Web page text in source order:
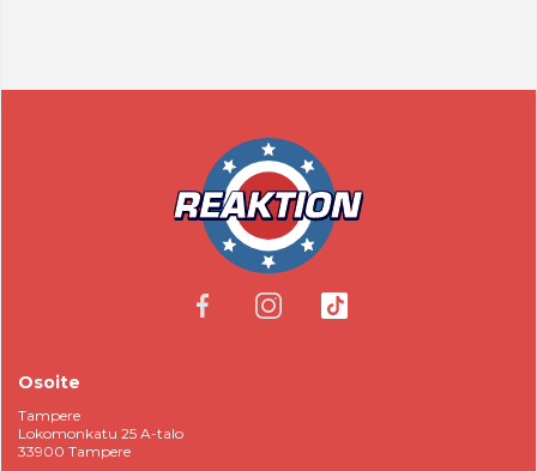
Osoite
‍Tampere
Lokomonkatu 25 A-talo
33900 Tampere